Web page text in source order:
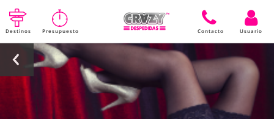
Destinos Presupuesto Contacto Usuario